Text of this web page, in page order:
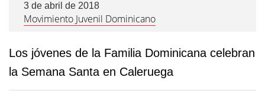
3 de abril de 2018
Movimiento Juvenil Dominicano
Los jóvenes de la Familia Dominicana celebran
la Semana Santa en Caleruega